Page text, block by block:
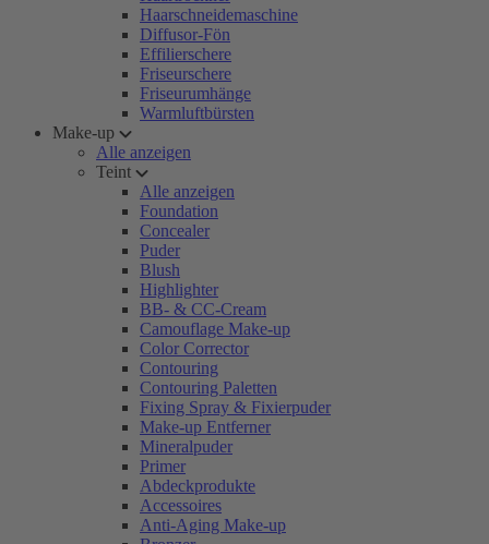
Haarschneidemaschine
Diffusor-Fön
Effilierschere
Friseurschere
Friseurumhänge
Warmluftbürsten
Make-up
Alle anzeigen
Teint
Alle anzeigen
Foundation
Concealer
Puder
Blush
Highlighter
BB- & CC-Cream
Camouflage Make-up
Color Corrector
Contouring
Contouring Paletten
Fixing Spray & Fixierpuder
Make-up Entferner
Mineralpuder
Primer
Abdeckprodukte
Accessoires
Anti-Aging Make-up